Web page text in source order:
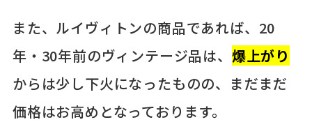
また、ルイヴィトンの商品であれば、20
年・30年前のヴィンテージ品は、 爆上がり
からは少し下火になったものの、まだまだ
価格はお高めとなっております。